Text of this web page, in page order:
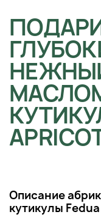
Описание
кутикулы